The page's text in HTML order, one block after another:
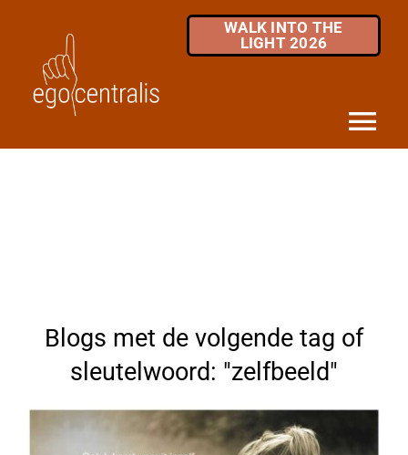
WALK INTO THE
LIGHT 2026
Blogs met de volgende tag of
sleutelwoord: "zelfbeeld"